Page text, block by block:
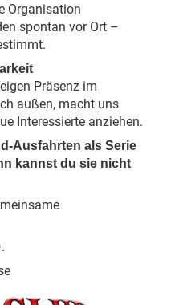
Organisation
spontan vor Ort –
Präsenz im
außen, macht uns
Interessierte anziehen.
Ausfahrten als Serie
kannst du sie nicht
.